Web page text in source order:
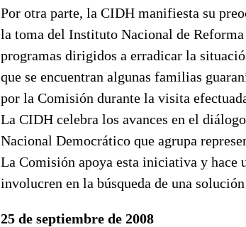
Por otra parte, la CIDH manifiesta su
la toma del Instituto Nacional de
programas dirigidos a erradicar la
que se encuentran algunas familias
por la Comisión durante la visita
La CIDH celebra los avances en el
Nacional Democrático que agrupa
La Comisión apoya esta iniciativa y hace
involucren en la búsqueda de una
25 de septiembre de 2008